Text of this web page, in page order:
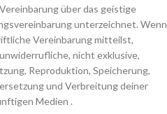
über das geistige
unterzeichnet. Wenn
Vereinbarung mitteilst,
nicht exklusive,
Reproduktion, Speicherung,
und Verbreitung deiner
Medien .